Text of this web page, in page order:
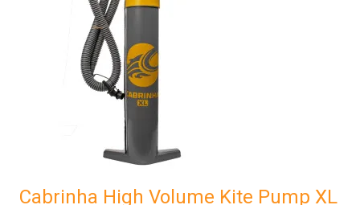
Cabrinha High Volume Kite Pump XL